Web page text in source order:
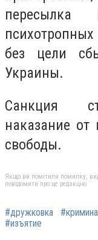
пересылка
без цели
Украины.
Санкция
наказание
свободы.
Якщо ви помітили помилку,
повідомити про це редакцію
#дружковка
#изъятие